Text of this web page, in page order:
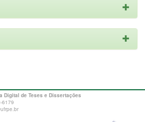
Digital de Teses e Dissertações
6179